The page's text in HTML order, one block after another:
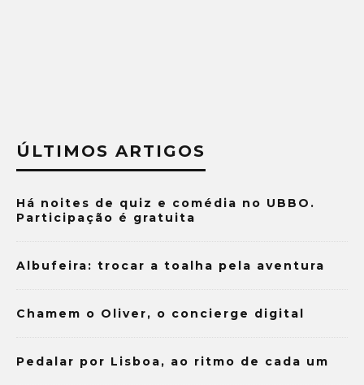
ÚLTIMOS ARTIGOS
Há noites de quiz e comédia no UBBO.
Participação é gratuita
Albufeira: trocar a toalha pela aventura
Chamem o Oliver, o concierge digital
Pedalar por Lisboa, ao ritmo de cada um